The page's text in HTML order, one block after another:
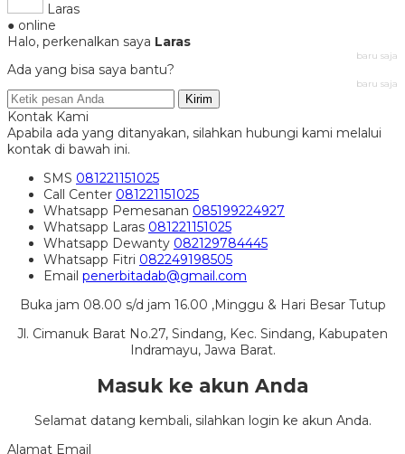
Laras
● online
Halo, perkenalkan saya Laras
baru saja
Ada yang bisa saya bantu?
baru saja
Kirim
Kontak Kami
Apabila ada yang ditanyakan, silahkan hubungi kami melalui
kontak di bawah ini.
SMS 081221151025
Call Center 081221151025
Whatsapp Pemesanan 085199224927
Whatsapp Laras 081221151025
Whatsapp Dewanty 082129784445
Whatsapp Fitri 082249198505
Email penerbitadab@gmail.com
Buka jam 08.00 s/d jam 16.00 ,Minggu & Hari Besar Tutup
Jl. Cimanuk Barat No.27, Sindang, Kec. Sindang, Kabupaten
Indramayu, Jawa Barat.
Masuk ke akun Anda
Selamat datang kembali, silahkan login ke akun Anda.
Alamat Email